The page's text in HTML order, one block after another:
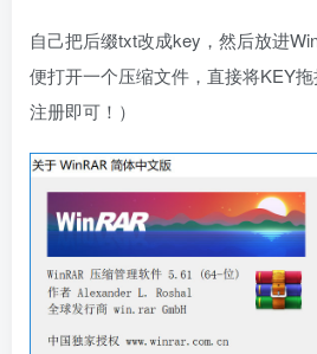
自己把后缀txt改成key，然后放进
便打开一个压缩文件，直接将KEY
注册即可！）